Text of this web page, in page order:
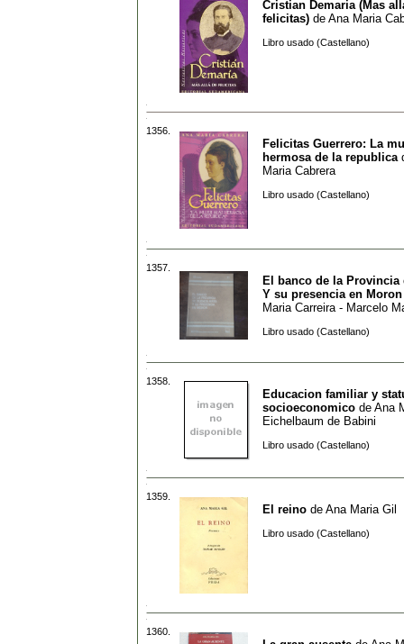
Cristian Demaria (Mas
felicitas) de Ana Maria
Libro usado (Castellano)
1356.
Felicitas Guerrero: La
hermosa de la republica
Maria Cabrera
Libro usado (Castellano)
1357.
El banco de la Provincia
Y su presencia en Moron
Maria Carreira - Marcelo
Libro usado (Castellano)
1358.
Educacion familiar y
socioeconomico de Ana
Eichelbaum de Babini
Libro usado (Castellano)
1359.
El reino de Ana Maria Gil
Libro usado (Castellano)
1360.